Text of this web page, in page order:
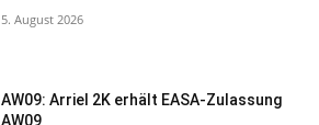
5. August 2026
AW09: Arriel 2K erhält EASA-Zulassung
AW09